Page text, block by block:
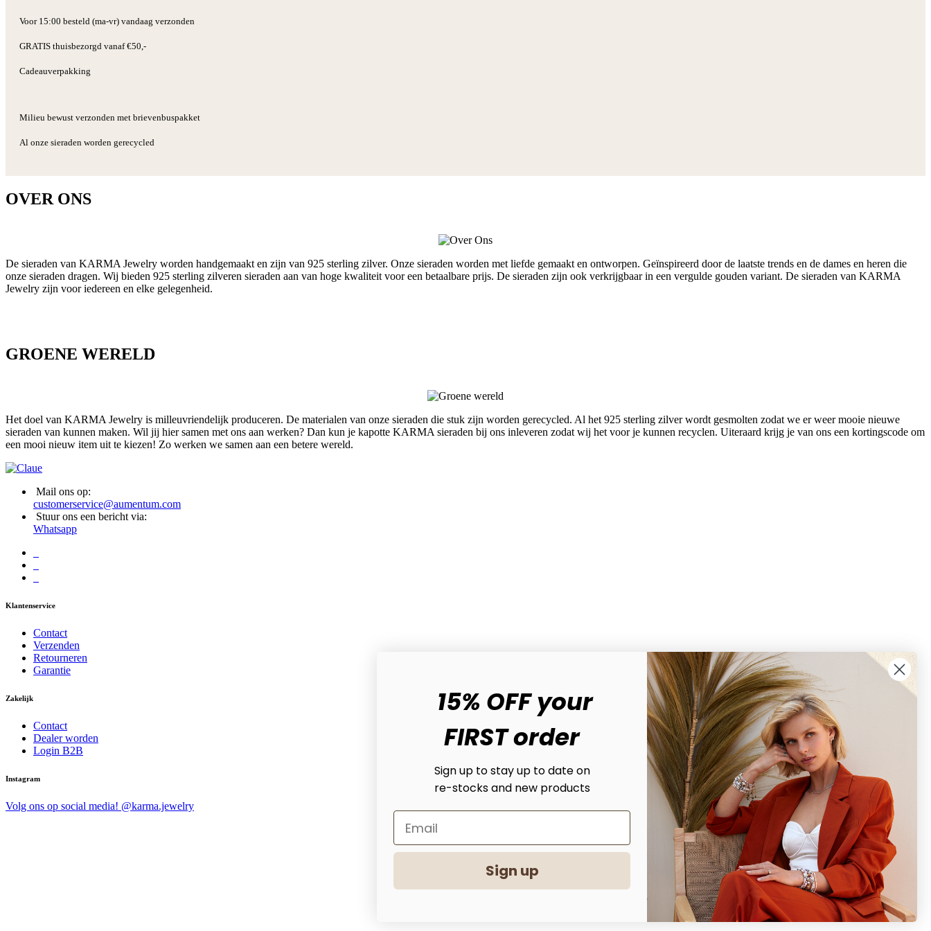
Voor 15:00 besteld (ma-vr) vandaag verzonden
GRATIS thuisbezorgd vanaf €50,-
Cadeauverpakking
Milieu bewust verzonden met brievenbuspakket
Al onze sieraden worden gerecycled
OVER ONS
De sieraden van KARMA Jewelry worden handgemaakt en zijn van 925 sterling zilver. Onze sieraden worden met liefde gemaakt en ontworpen. Geïnspireerd door de laatste trends en de dames en heren die
onze sieraden dragen. Wij bieden 925 sterling zilveren sieraden aan van hoge kwaliteit voor een betaalbare prijs. De sieraden zijn ook verkrijgbaar in een vergulde gouden variant. De sieraden van KARMA
Jewelry zijn voor iedereen en elke gelegenheid.
GROENE WERELD
Het doel van KARMA Jewelry is milleuvriendelijk produceren. De materialen van onze sieraden die stuk zijn worden gerecycled. Al het 925 sterling zilver wordt gesmolten zodat we er weer mooie nieuwe
sieraden van kunnen maken. Wil jij hier samen met ons aan werken? Dan kun je kapotte KARMA sieraden bij ons inleveren zodat wij het voor je kunnen recyclen. Uiteraard krijg je van ons een kortingscode om
een mooi nieuw item uit te kiezen! Zo werken we samen aan een betere wereld.
Mail ons op:
customerservice@aumentum.com
Stuur ons een bericht via:
Whatsapp
Klantenservice
Contact
Verzenden
Retourneren
Garantie
Zakelijk
Contact
Dealer worden
Login B2B
Instagram
Volg ons op social media! @karma.jewelry
15% OFF your
FIRST order
Sign up to stay up to date on
re-stocks and new products
Sign up